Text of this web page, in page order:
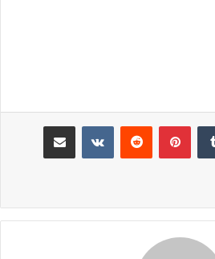
بينتيريست
مشاركة عبر البريد